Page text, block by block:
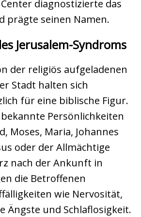
diagnostizierte das
prägte seinen Namen.
Jerusalem-Syndroms
der religiös aufgeladenen
Stadt halten sich
für eine biblische Figur.
Persönlichkeiten
Moses, Maria, Johannes
oder der Allmächtige
nach der Ankunft in
die Betroffenen
wie Nervosität,
Ängste und Schlaflosigkeit.